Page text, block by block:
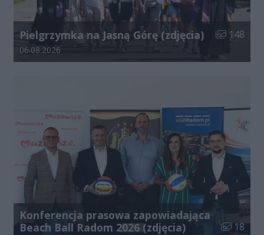
Pielgrzymka na Jasną Górę (zdjęcia) Liczba
148
Data dodania galerii:
06.08.2026
Konferencja prasowa zapowiadająca
Beach Ball Radom 2026 (zdjęcia)
Liczba
18